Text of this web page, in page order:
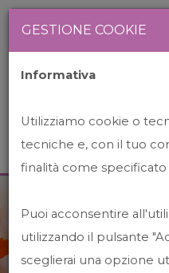
GESTIONE COOKIE
Informativa
Utilizziamo cookie o
tecniche e, con il tuo
finalità come specificato
Puoi acconsentire
utilizzando il pulsante
sceglierai una opzione